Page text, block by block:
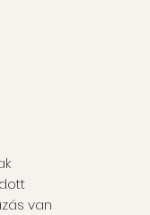
van